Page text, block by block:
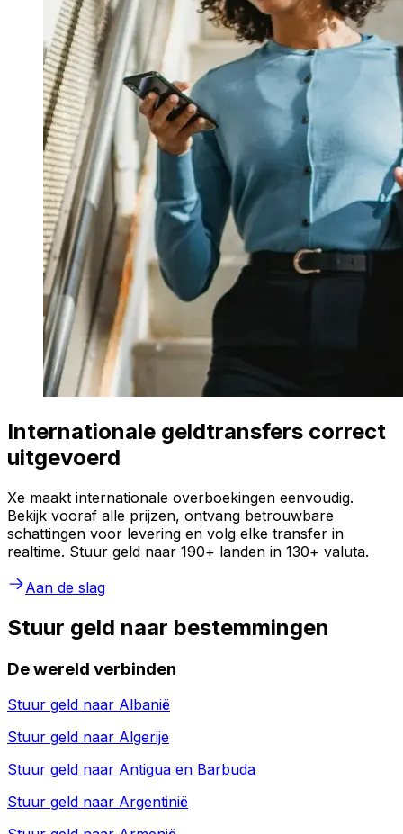
Internationale geldtransfers correct
uitgevoerd
Xe maakt internationale overboekingen eenvoudig.
Bekijk vooraf alle prijzen, ontvang betrouwbare
schattingen voor levering en volg elke transfer in
realtime. Stuur geld naar 190+ landen in 130+ valuta.
Aan de slag
Stuur geld naar bestemmingen
De wereld verbinden
Stuur geld naar Albanië
Stuur geld naar Algerije
Stuur geld naar Antigua en Barbuda
Stuur geld naar Argentinië